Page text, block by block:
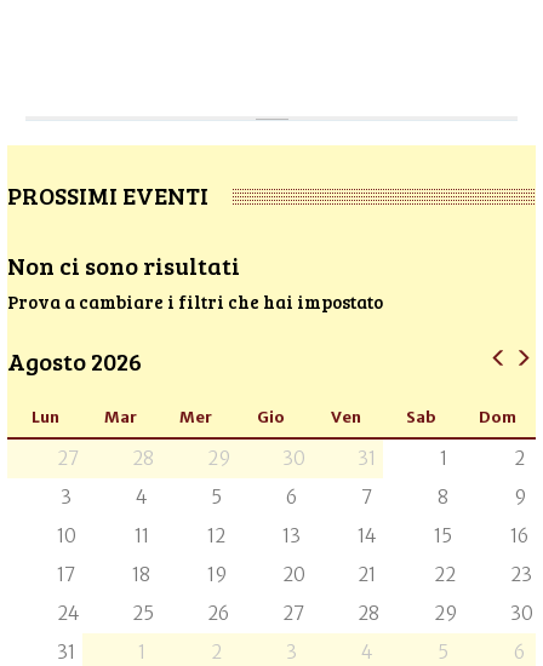
PROSSIMI EVENTI
Non ci sono risultati
Prova a cambiare i filtri che hai impostato
Agosto 2026
Lun Mar Mer Gio Ven Sab Dom
27 28 29 30 31 1
2
3
4 5 6 7 8
9
10
11 12 13 14 15
16
17
18 19 20 21 22
23
24
25 26 27 28 29
30
31
1 2 3 4 5 6